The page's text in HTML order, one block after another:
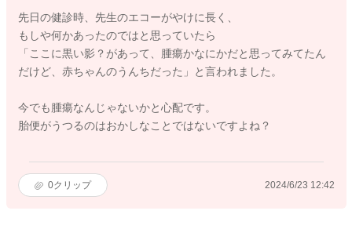
先日の健診時、先生のエコーがやけに長く、
もしや何かあったのではと思っていたら
「ここに黒い影？があって、腫瘍かなにかだと思ってみてたん
だけど、赤ちゃんのうんちだった」と言われました。
今でも腫瘍なんじゃないかと心配です。
胎便がうつるのはおかしなことではないですよね？
0クリップ 2024/6/23 12:42